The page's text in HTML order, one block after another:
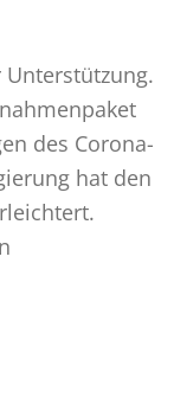
des Corona-
hat den